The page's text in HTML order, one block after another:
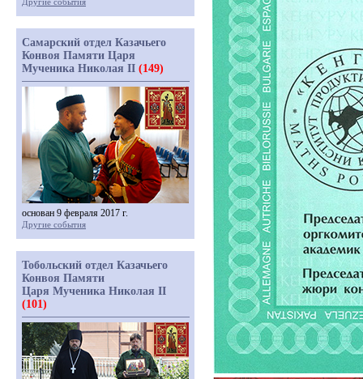
Самарский отдел Казачьего
Конвоя Памяти Царя
Мученика Николая II (149)
основан 9 февраля 2017 г.
Другие события
Тобольский отдел Казачьего
Конвоя Памяти
Царя Мученика Николая II
(101)